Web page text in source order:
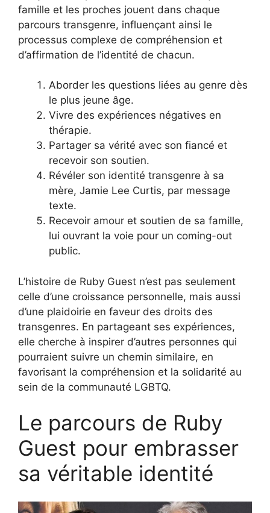
famille et les proches jouent dans chaque
parcours transgenre, influençant ainsi le
processus complexe de compréhension et
d’affirmation de l’identité de chacun.
Aborder les questions liées au genre dès
le plus jeune âge.
Vivre des expériences négatives en
thérapie.
Partager sa vérité avec son fiancé et
recevoir son soutien.
Révéler son identité transgenre à sa
mère, Jamie Lee Curtis, par message
texte.
Recevoir amour et soutien de sa famille,
lui ouvrant la voie pour un coming-out
public.
L’histoire de Ruby Guest n’est pas seulement
celle d’une croissance personnelle, mais aussi
d’une plaidoirie en faveur des droits des
transgenres. En partageant ses expériences,
elle cherche à inspirer d’autres personnes qui
pourraient suivre un chemin similaire, en
favorisant la compréhension et la solidarité au
sein de la communauté LGBTQ.
Le parcours de Ruby
Guest pour embrasser
sa véritable identité